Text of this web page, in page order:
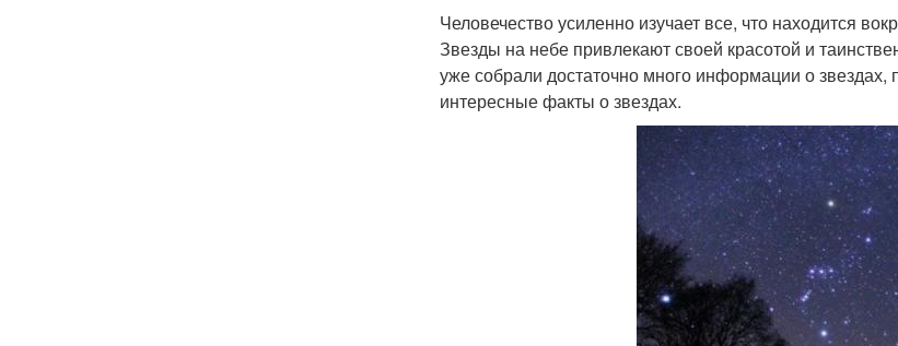
Человечество усиленно изучает все, что находится
Звезды на небе привлекают своей красотой и
уже собрали достаточно много информации о
интересные факты о звездах.